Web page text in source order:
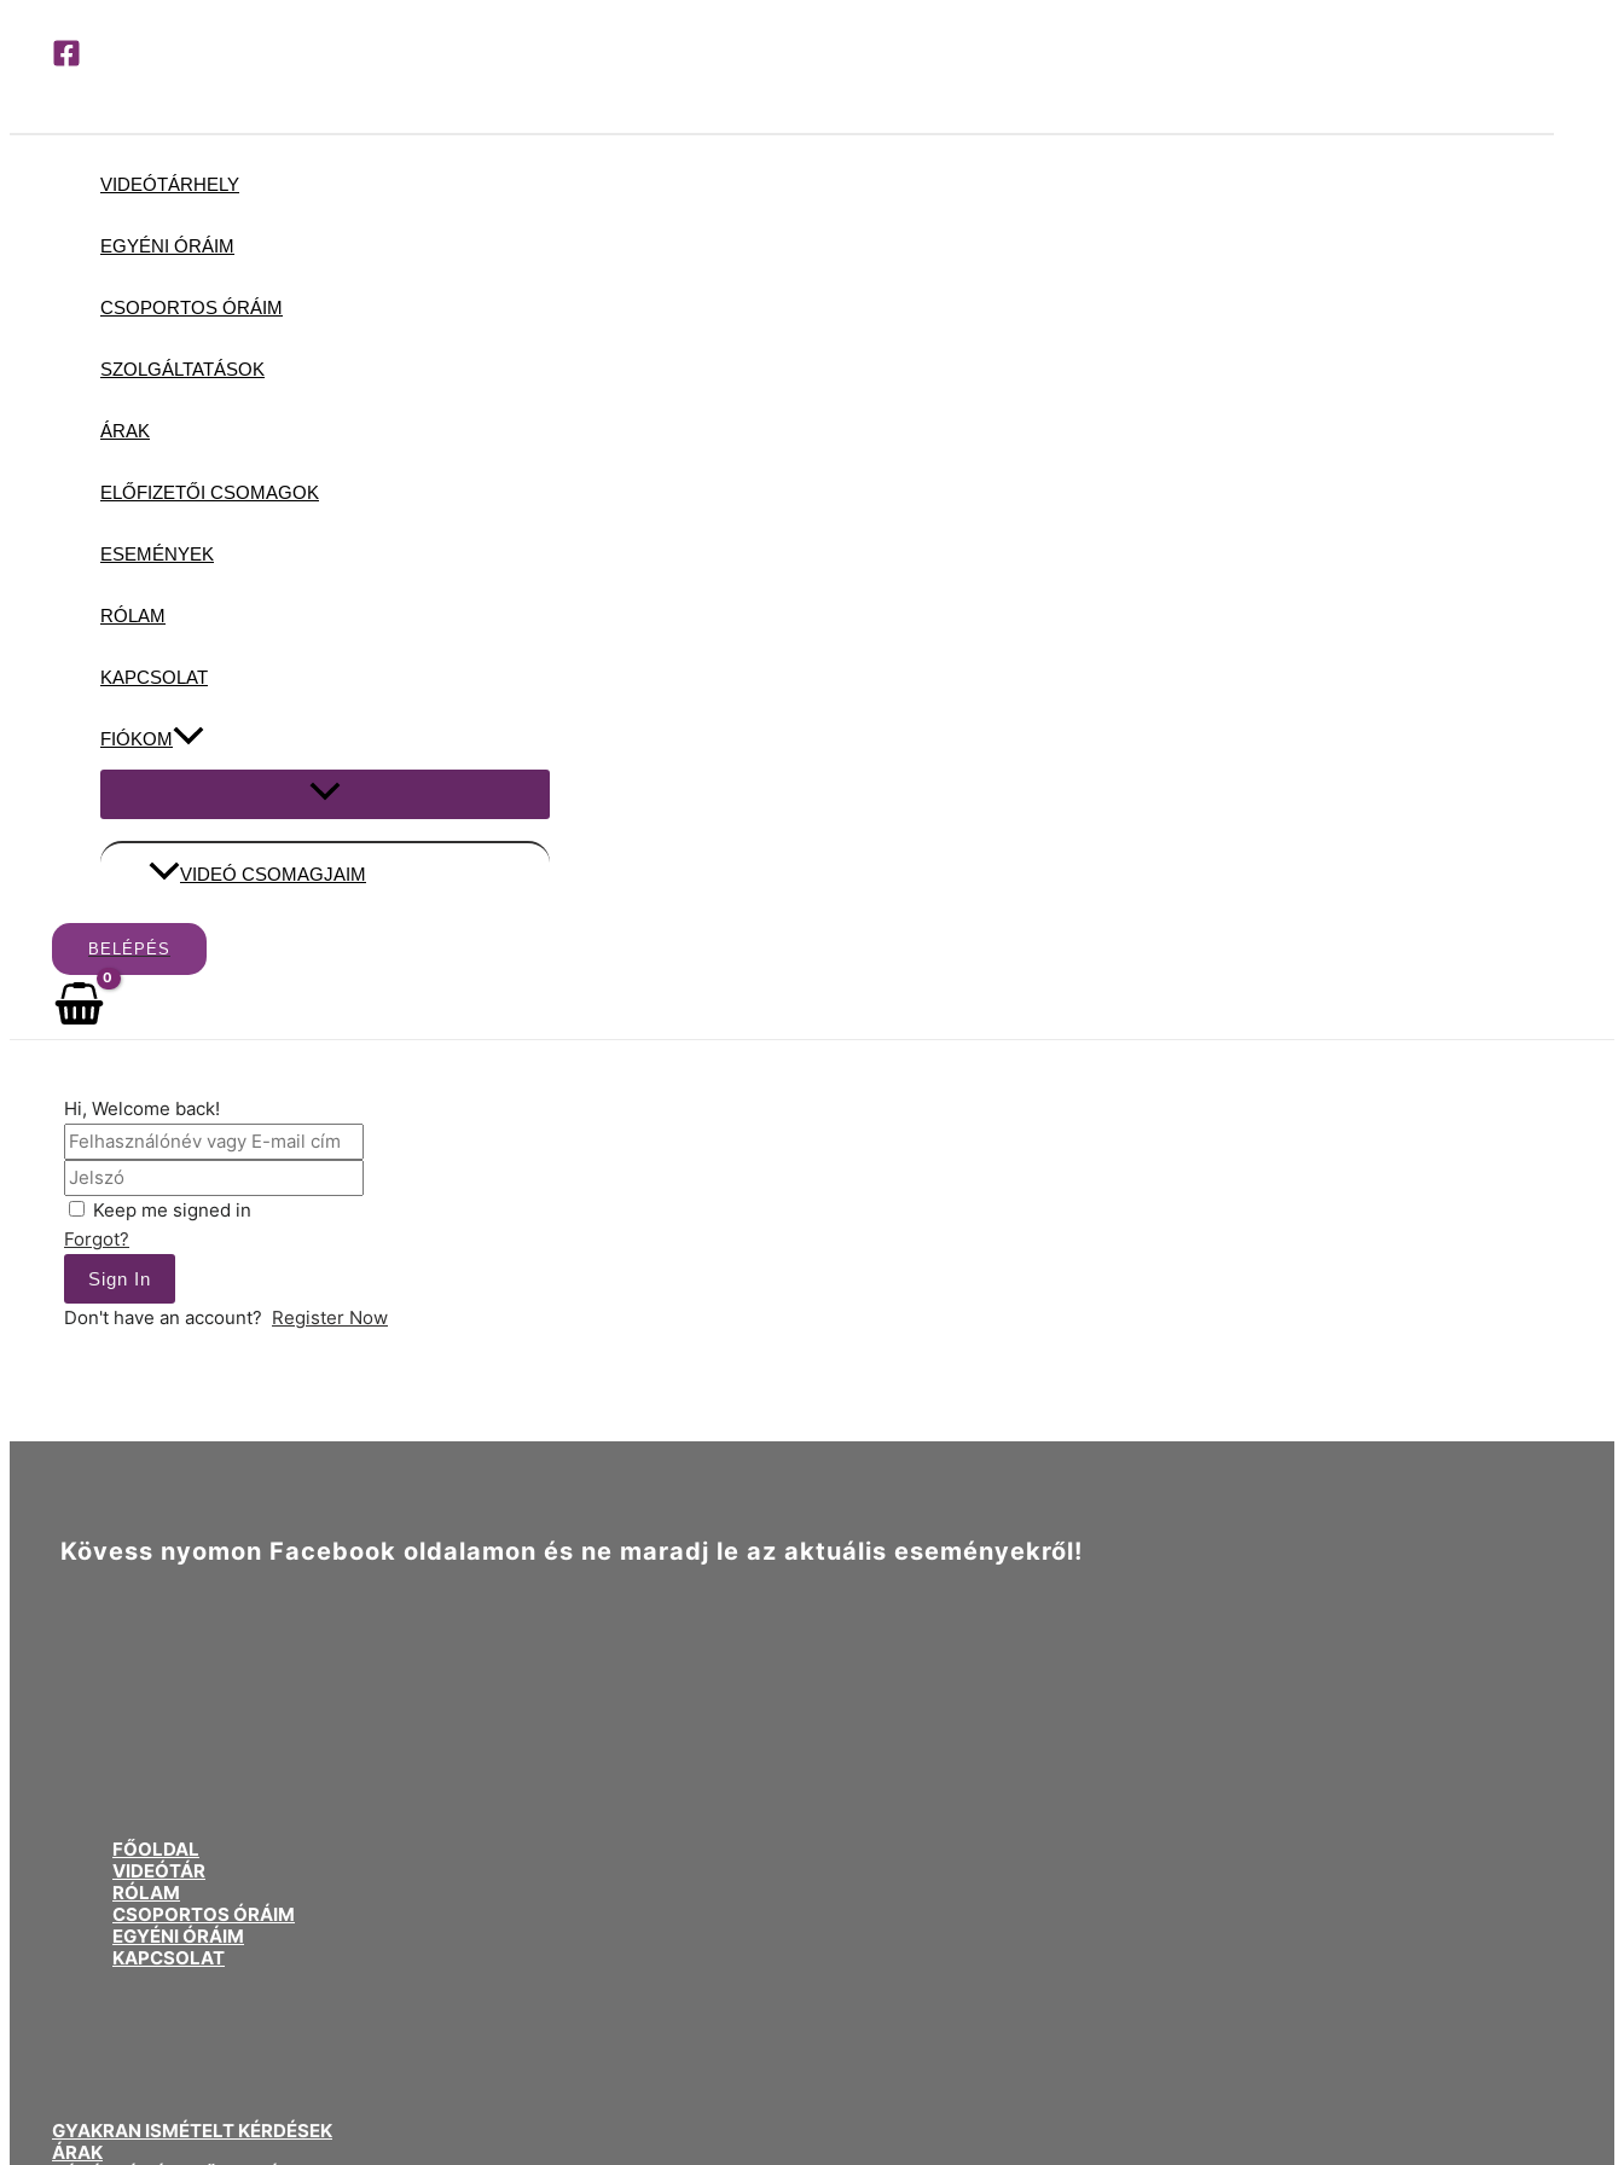
VIDEÓTÁRHELY
EGYÉNI ÓRÁIM
CSOPORTOS ÓRÁIM
SZOLGÁLTATÁSOK
ÁRAK
ELŐFIZETŐI CSOMAGOK
ESEMÉNYEK
RÓLAM
KAPCSOLAT
FIÓKOM
Menu
Toggle
VIDEÓ CSOMAGJAIM
BELÉPÉS
Hi, Welcome back!
Keep me signed in
Forgot?
Sign In
Don't have an account? Register Now
Kövess nyomon Facebook oldalamon és ne maradj le az aktuális eseményekről!
FŐOLDAL
VIDEÓTÁR
RÓLAM
CSOPORTOS ÓRÁIM
EGYÉNI ÓRÁIM
KAPCSOLAT
GYAKRAN ISMÉTELT KÉRDÉSEK
ÁRAK